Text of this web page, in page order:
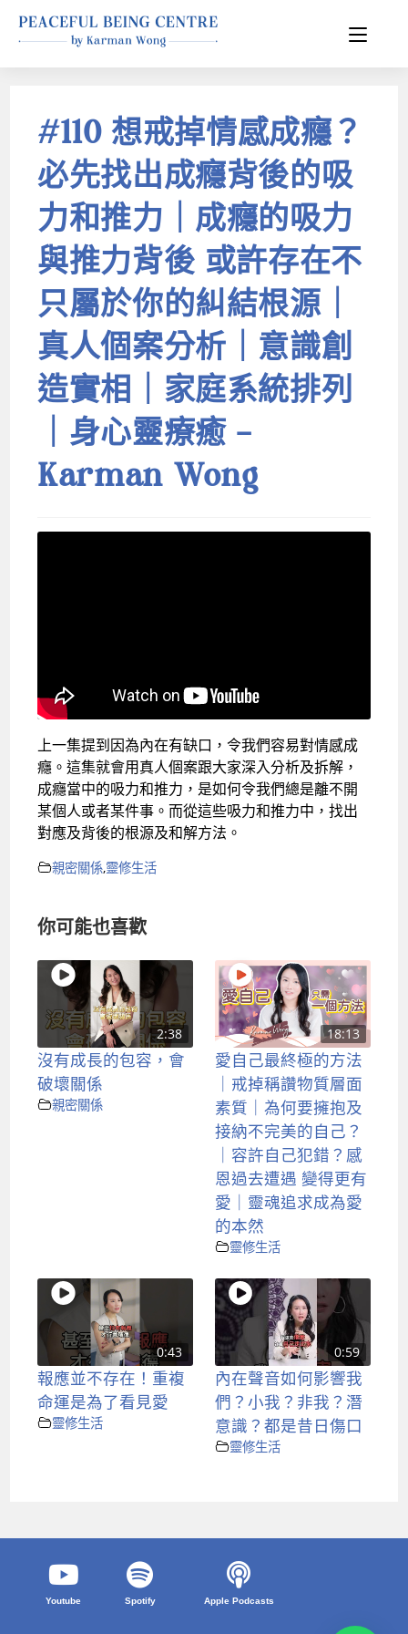
#110 想戒掉情感成癮？
必先找出成癮背後的吸
力和推力｜成癮的吸力
與推力背後 或許存在不
只屬於你的糾結根源｜
真人個案分析｜意識創
造實相｜家庭系統排列
｜身心靈療癒 –
Karman Wong
上一集提到因為內在有缺口，令我們容易對情感成
癮。這集就會用真人個案跟大家深入分析及拆解，
成癮當中的吸力和推力，是如何令我們總是離不開
某個人或者某件事。而從這些吸力和推力中，找出
對應及背後的根源及和解方法。
親密關係,靈修生活
你可能也喜歡
2:38
沒有成長的包容，會
破壞關係
親密關係
18:13
愛自己最終極的方法
｜戒掉稱讚物質層面
素質｜為何要擁抱及
接納不完美的自己？
｜容許自己犯錯？感
恩過去遭遇 變得更有
愛｜靈魂追求成為愛
的本然
靈修生活
0:43
報應並不存在！重複
命運是為了看見愛
靈修生活
0:59
內在聲音如何影響我
們？小我？非我？潛
意識？都是昔日傷口
靈修生活
Youtube Spotify Apple Podcasts